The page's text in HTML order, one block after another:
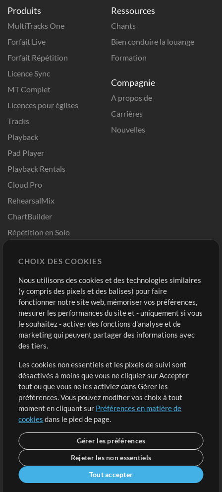
Produits
MultiTracks One
Forfait Live
Forfait Répétition
Licence Sync
MT Complet
Licences pour églises
Tracks
Playback
Pad Player
Playback Rentals
Cloud Pro
RehearsalMix
ChartBuilder
Répétition en Solo
Modèles ProPresenter
Sons
Ressources
Chants
Bien conduire la louange
Formation
Compagnie
A propos de
Carrières
Nouvelles
Boutique
Acheter des crédits
Contenu gratuit
Demander les pistes
Extras
Sessions
Soumettre votre contenu
Listes de lecture
Conférence MT
Compte
Connexion
S'inscrire
CHOIX DES COOKIES
Nous utilisons des cookies et des technologies similaires
(y compris des pixels et des balises) pour faire
fonctionner notre site web, mémoriser vos préférences,
mesurer les performances du site et - uniquement si vous
le souhaitez - activer des fonctions d'analyse et de
marketing qui peuvent partager des informations avec
des tiers.
Les cookies non essentiels et les pixels de suivi sont
désactivés à moins que vous ne cliquiez sur Accepter
tout ou que vous ne les activiez dans Gérer les
préférences. Vous pouvez modifier vos choix à tout
moment en cliquant sur Préférences en matière de
cookies dans le pied de page.
Gérer les préférences
Rejeter les non essentiels
Tout accepter